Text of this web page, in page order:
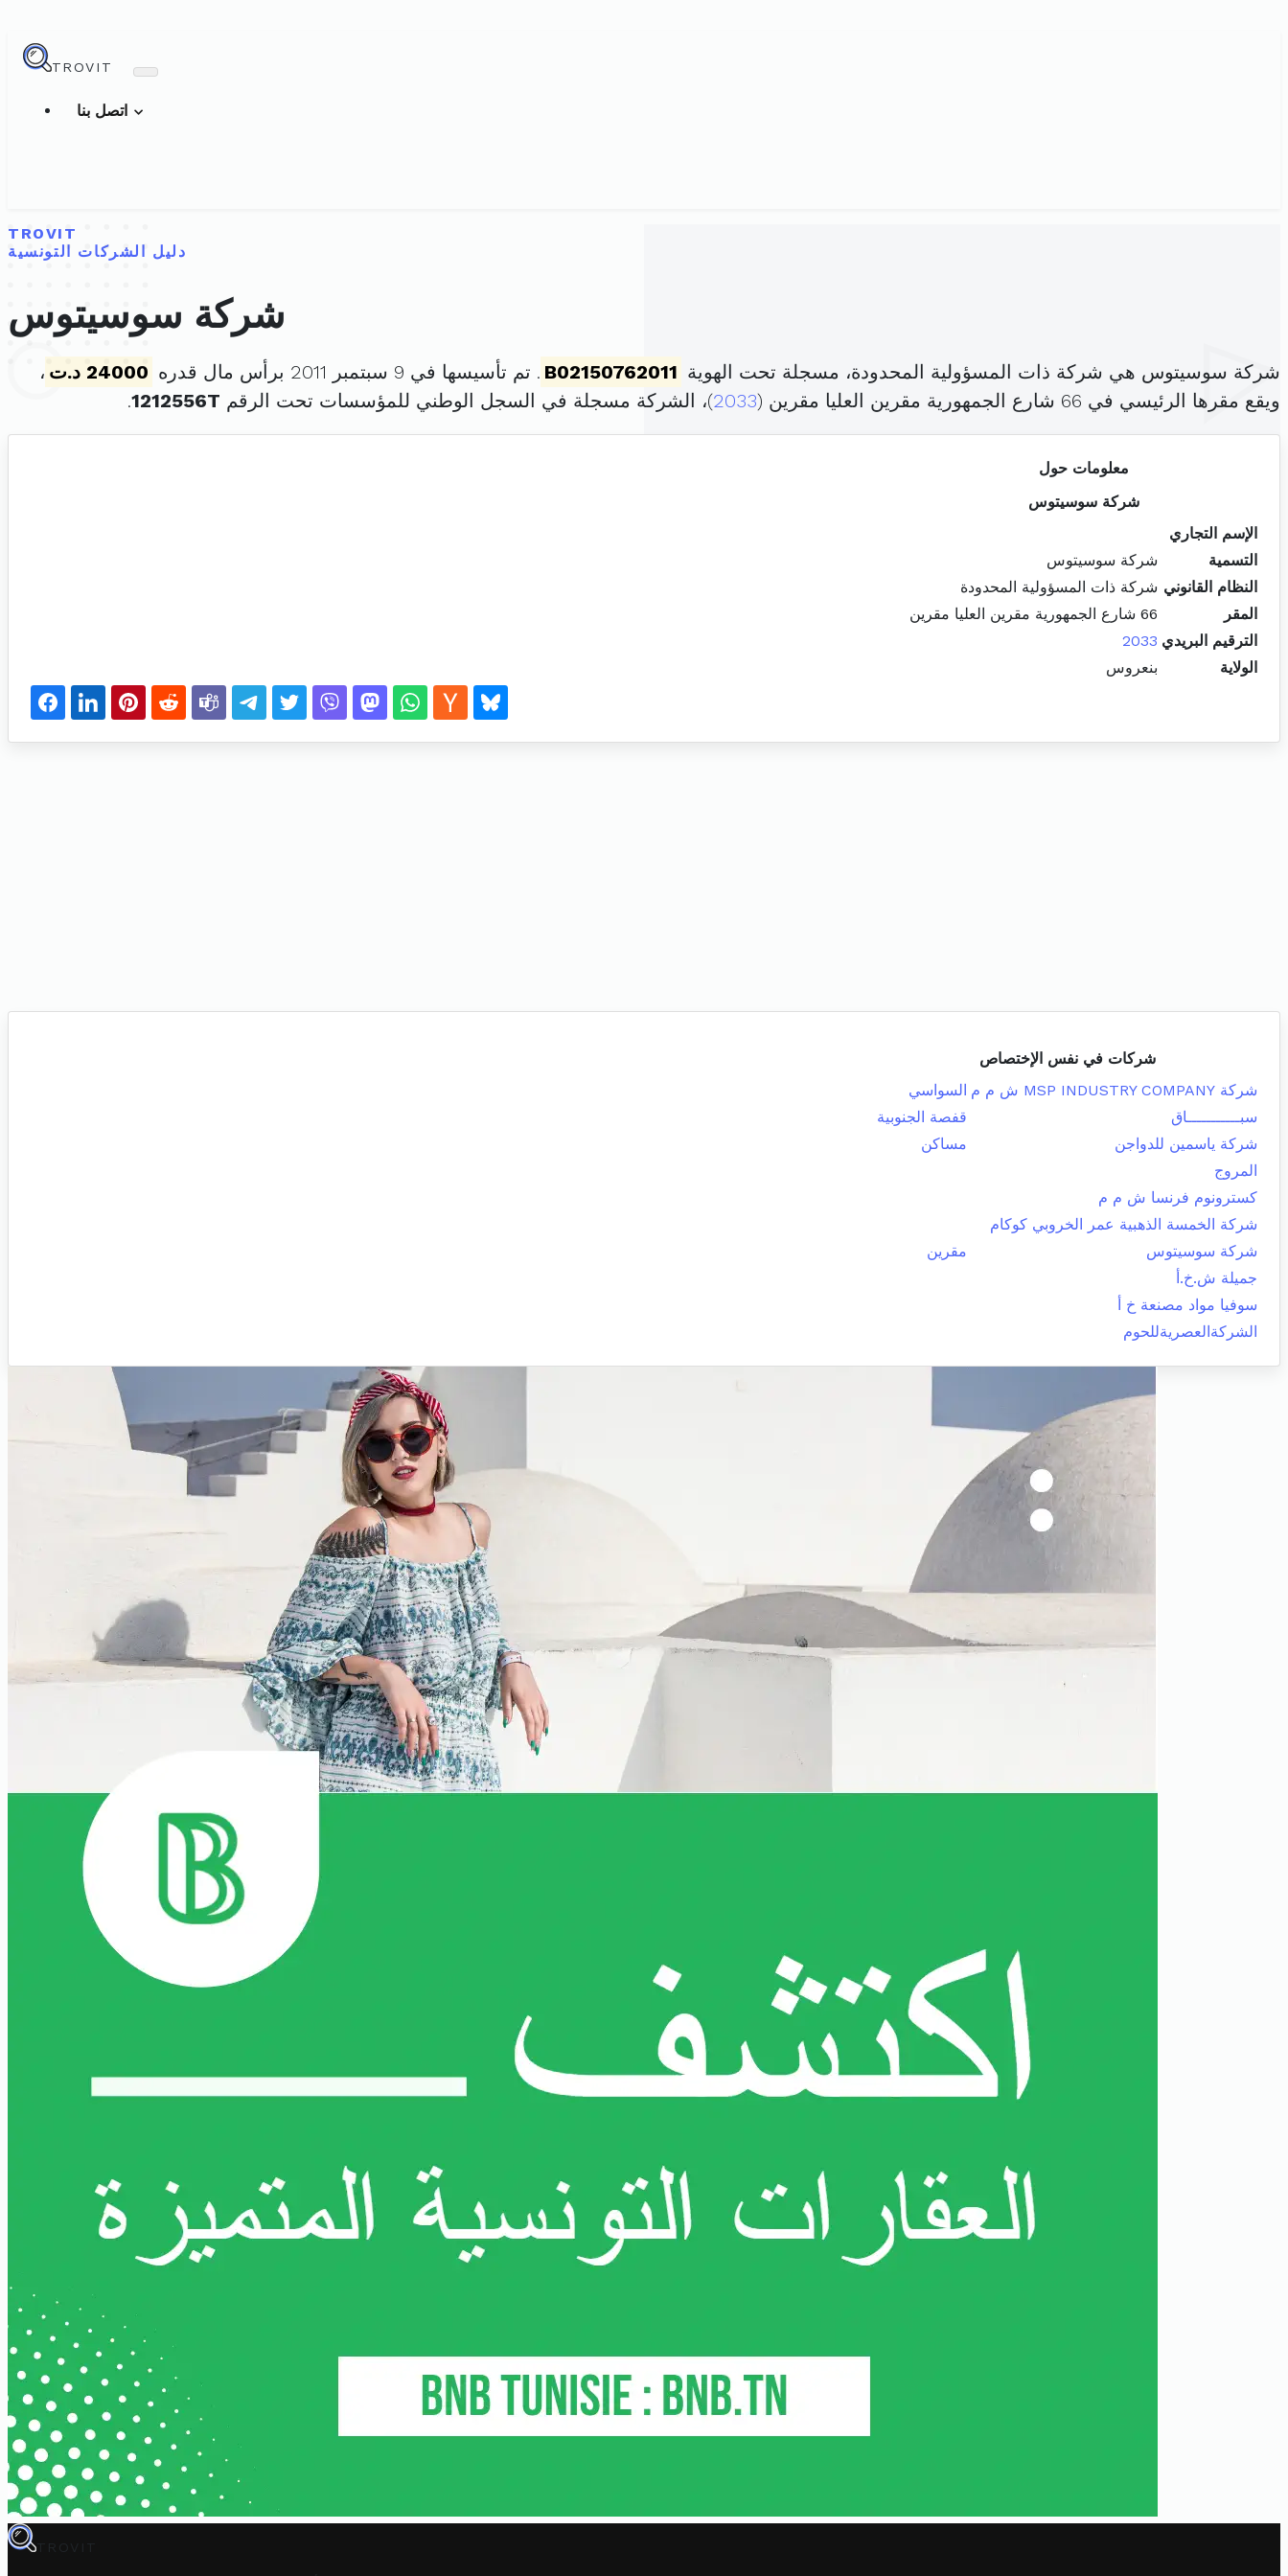
TROVIT
TROVIT
دليل الشركات التونسية
شركة سوسيتوس
شركة سوسيتوس هي شركة ذات المسؤولية المحدودة، مسجلة تحت الهوية B02150762011 . تم تأسيسها في 9 سبتمبر 2011 برأس مال قدره 24000 د.ت
،
ويقع مقرها الرئيسي في 66 شارع الجمهورية مقرين العليا مقرين (
2033)، الشركة مسجلة في السجل الوطني للمؤسسات تحت الرقم 1212556T
.
معلومات حول
شركة سوسيتوس
الإسم التجاري
التسمية
شركة سوسيتوس
النظام القانوني شركة ذات المسؤولية المحدودة
المقر
66 شارع الجمهورية مقرين العليا مقرين
الترقيم البريدي 2033
الولاية
بنعروس
شركات في نفس الإختصاص
شركة MSP INDUSTRY COMPANY ش م م
السواسي
سبـــــــــــاق
قفصة الجنوبية
شركة ياسمين للدواجن
مساكن
المروج
كسترونوم فرنسا ش م م
شركة الخمسة الذهبية عمر الخروبي كوكام
شركة سوسيتوس
مقرين
جميلة ش.خ.أ
سوفيا مواد مصنعة خ أ
الشركةالعصريةللحوم
TROVIT